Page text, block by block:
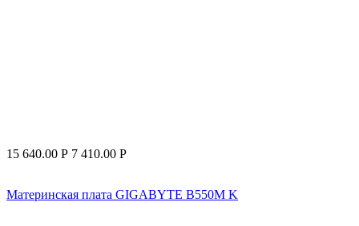
15 640.00 Р 7 410.00 Р
Материнская плата GIGABYTE B550M K